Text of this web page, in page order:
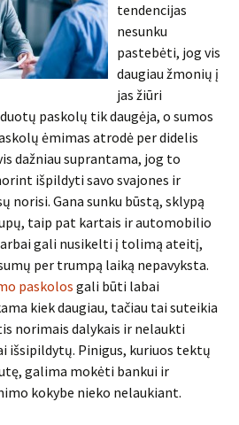
tendencijas
nesunku
pastebėti, jog vis
daugiau žmonių į
jas žiūri
paskolų tik daugėja, o sumos
ėmimas atrodė per didelis
dažniau suprantama, jog to
išpildyti savo svajones ir
norisi. Gana sunku būstą, sklypą
taip pat kartais ir automobilio
gali nusikelti į tolimą ateitį,
per trumpą laiką nepavyksta.
paskolos gali būti labai
kiek daugiau, tačiau tai suteikia
norimais dalykais ir nelaukti
išsipildytų. Pinigus, kuriuos tektų
galima mokėti bankui ir
kokybe nieko nelaukiant.